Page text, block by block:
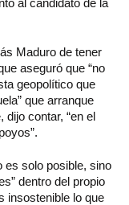
al candidato de la
Maduro de tener
aseguró que “no
geopolítico que
que arranque
contar, “en el
es solo posible, sino
dentro del propio
insostenible lo que